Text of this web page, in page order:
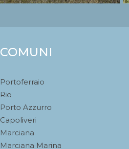
COMUNI
Portoferraio
Rio
Porto Azzurro
Capoliveri
Marciana
Marciana Marina